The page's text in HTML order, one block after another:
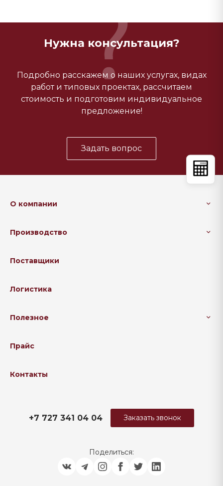
Нужна консультация?
Подробно расскажем о наших услугах, видах
работ и типовых проектах, рассчитаем
стоимость и подготовим индивидуальное
предложение!
Задать вопрос
О компании
Производство
Поставщики
Логистика
Полезное
Прайс
Контакты
+7 727 341 04 04 Заказать звонок
Поделиться: